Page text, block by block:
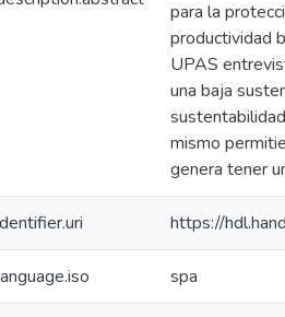
para la
productividad
UPAS
una baja
mismo
genera tener
https://
spa